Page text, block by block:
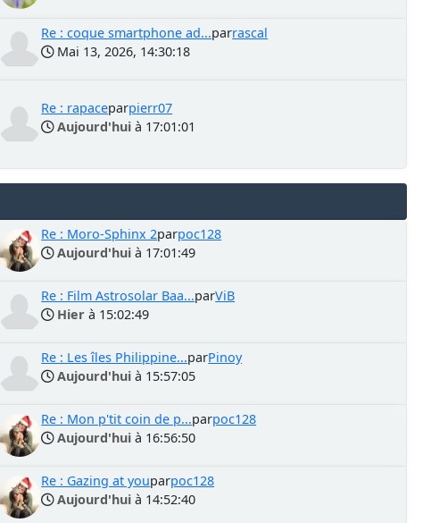
Re : coque smartphone ad...parrascal
Mai 13, 2026, 14:30:18
Re : rapaceparpierr07
Aujourd'hui à 17:01:01
Re : Moro-Sphinx 2parpoc128
Aujourd'hui à 17:01:49
Re : Film Astrosolar Baa...parViB
Hier à 15:02:49
Re : Les îles Philippine...parPinoy
Aujourd'hui à 15:57:05
Re : Mon p'tit coin de p...parpoc128
Aujourd'hui à 16:56:50
Re : Gazing at youparpoc128
Aujourd'hui à 14:52:40